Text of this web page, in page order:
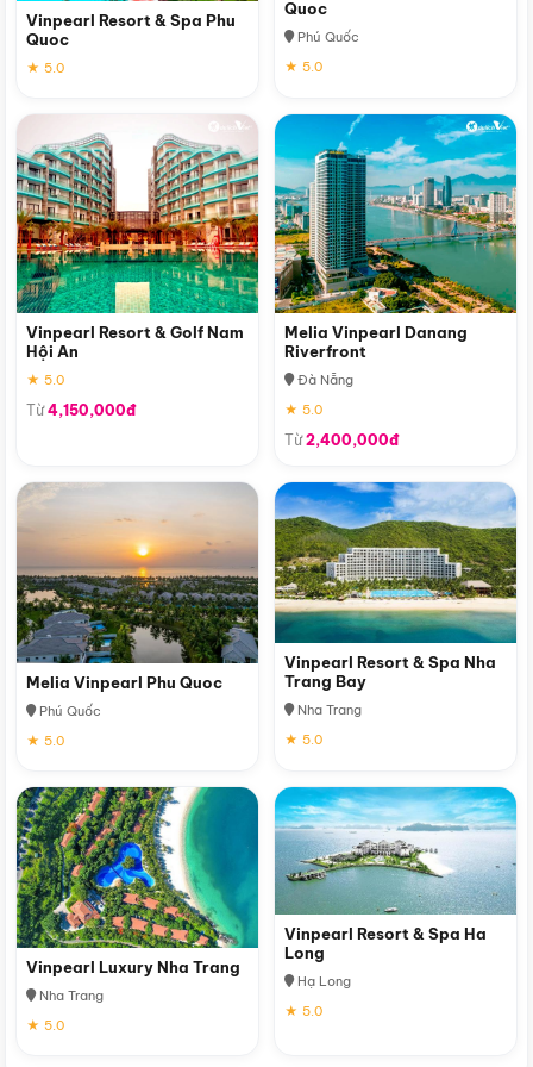
Vinpearl Resort & Spa Phu
Quoc
★ 5.0
Quoc
Phú Quốc
★ 5.0
Vinpearl Resort & Golf Nam
Hội An
★ 5.0
Từ4,150,000đ
Melia Vinpearl Danang
Riverfront
Đà Nẵng
★ 5.0
Từ2,400,000đ
Melia Vinpearl Phu Quoc
Phú Quốc
★ 5.0
Vinpearl Resort & Spa Nha
Trang Bay
Nha Trang
★ 5.0
Vinpearl Luxury Nha Trang
Nha Trang
★ 5.0
Vinpearl Resort & Spa Ha
Long
Hạ Long
★ 5.0